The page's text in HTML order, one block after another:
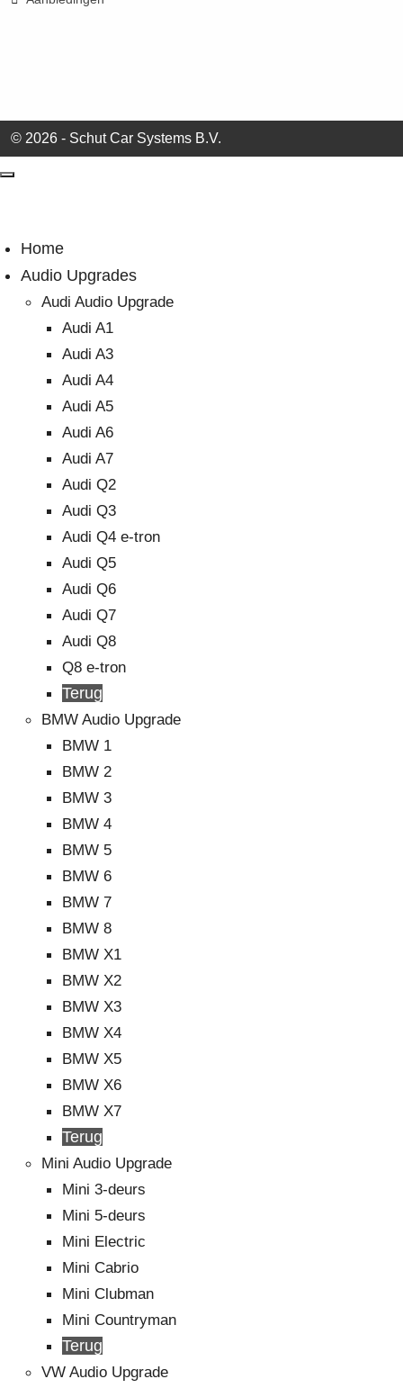
© 2026 - Schut Car Systems B.V.
Home
Audio Upgrades
Audi Audio Upgrade
Audi A1
Audi A3
Audi A4
Audi A5
Audi A6
Audi A7
Audi Q2
Audi Q3
Audi Q4 e-tron
Audi Q5
Audi Q6
Audi Q7
Audi Q8
Q8 e-tron
Terug
BMW Audio Upgrade
BMW 1
BMW 2
BMW 3
BMW 4
BMW 5
BMW 6
BMW 7
BMW 8
BMW X1
BMW X2
BMW X3
BMW X4
BMW X5
BMW X6
BMW X7
Terug
Mini Audio Upgrade
Mini 3-deurs
Mini 5-deurs
Mini Electric
Mini Cabrio
Mini Clubman
Mini Countryman
Terug
VW Audio Upgrade